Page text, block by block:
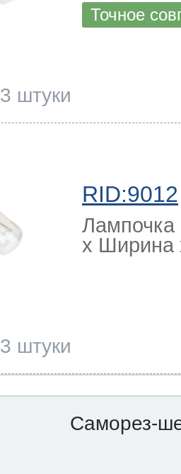
Точное
штуки
RID:9012
Лампочка
х Ширина
штуки
Саморез-